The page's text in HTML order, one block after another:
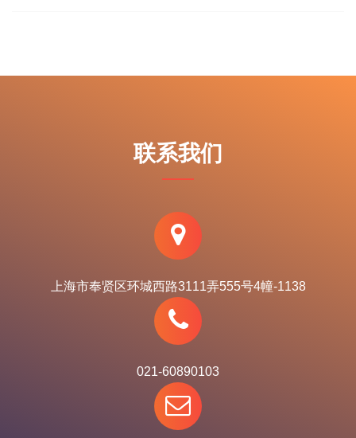
联系我们
上海市奉贤区环城西路3111弄555号4幢-1138
021-60890103